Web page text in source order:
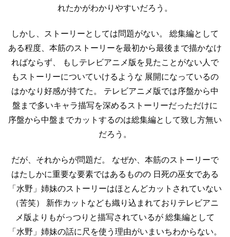
れたかがわかりやすいだろう。
しかし、ストーリーとしては問題がない。
総集編として
ある程度、本筋のストーリーを最初から最後まで描かなけ
ればならず、
もしテレビアニメ版を見たことがない人で
もストーリーについていけるような 展開になっているの
はかなり好感が持てた。
テレビアニメ版では序盤から中
盤まで多いキャラ描写を深めるストーリーだっただけに
序盤から中盤までカットするのは総集編として致し方無い
だろう。
だが、それからが問題だ。
なぜか、本筋のストーリーで
はたしかに重要な要素ではあるものの 日死の巫女である
「水野」姉妹のストーリーはほとんどカットされていない
（苦笑）
新作カットなども織り込まれておりテレビアニ
メ版よりもがっつりと描写されているが 総集編として
「水野」姉妹の話に尺を使う理由がいまいちわからない。